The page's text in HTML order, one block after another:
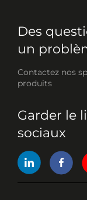
Des
un
Contactez nos
produits
Garder le
sociaux